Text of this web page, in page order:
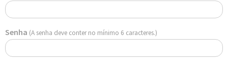
Senha (A senha deve conter no mínimo 6 caracteres.)